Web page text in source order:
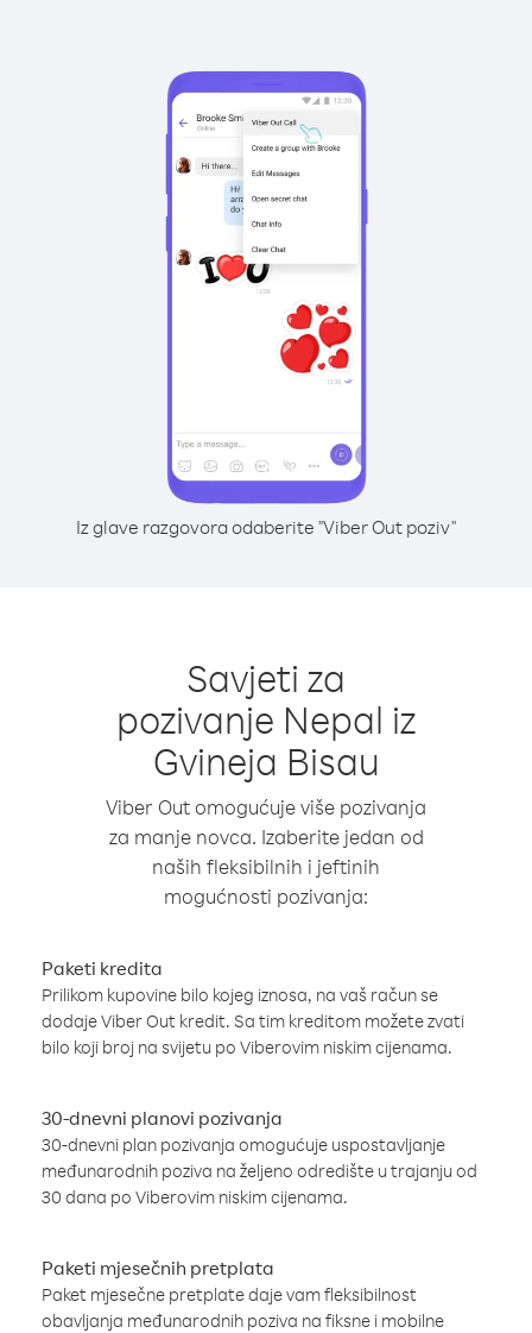
Iz glave razgovora odaberite "Viber Out poziv"
Savjeti za
pozivanje Nepal iz
Gvineja Bisau
Viber Out omogućuje više pozivanja
za manje novca. Izaberite jedan od
naših fleksibilnih i jeftinih
mogućnosti pozivanja:
Paketi kredita
Prilikom kupovine bilo kojeg iznosa, na vaš račun se
dodaje Viber Out kredit. Sa tim kreditom možete zvati
bilo koji broj na svijetu po Viberovim niskim cijenama.
30-dnevni planovi pozivanja
30-dnevni plan pozivanja omogućuje uspostavljanje
međunarodnih poziva na željeno odredište u trajanju od
30 dana po Viberovim niskim cijenama.
Paketi mjesečnih pretplata
Paket mjesečne pretplate daje vam fleksibilnost
obavljanja međunarodnih poziva na fiksne i mobilne